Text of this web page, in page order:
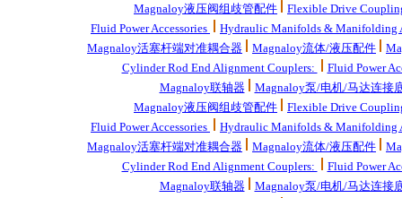
Magnaloy液压阀组歧管配件
Flexible Drive
Fluid Power Accessories
Hydraulic Manifolds & Manifolding
Magnaloy活塞杆端对准耦合器
Magnaloy流体/液压配件
Cylinder Rod End Alignment Couplers:
Fluid Power
Magnaloy联轴器
Magnaloy泵/电机/马达连接
Magnaloy液压阀组歧管配件
Flexible Drive
Fluid Power Accessories
Hydraulic Manifolds & Manifolding
Magnaloy活塞杆端对准耦合器
Magnaloy流体/液压配件
Cylinder Rod End Alignment Couplers:
Fluid Power
Magnaloy联轴器
Magnaloy泵/电机/马达连接